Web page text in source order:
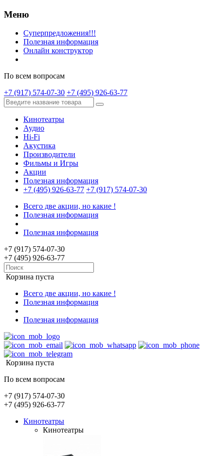
Меню
Суперпредложения!!!
Полезная информация
Онлайн конструктор
По всем вопросам
+7 (917) 574-07-30 +7 (495) 926-63-77
Кинотеатры
Аудио
Hi-Fi
Акустика
Производители
Фильмы и Игры
Акции
Полезная информация
+7 (495) 926-63-77 +7 (917) 574-07-30
Всего две акции, но какие !
Полезная информация
Полезная информация
+7 (917) 574-07-30
+7 (495) 926-63-77
Корзина пуста
Всего две акции, но какие !
Полезная информация
Полезная информация
Корзина пуста
По всем вопросам
+7 (917) 574-07-30
+7 (495) 926-63-77
Кинотеатры
Кинотеатры